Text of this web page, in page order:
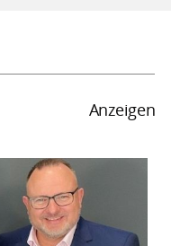
Anzeigen